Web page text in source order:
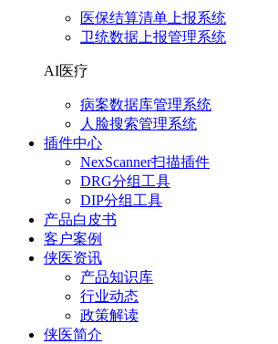
医保结算清单上报系统
卫统数据上报管理系统
AI医疗
病案数据库管理系统
人脸搜索管理系统
插件中心
NexScanner扫描插件
DRG分组工具
DIP分组工具
产品白皮书
客户案例
侠医资讯
产品知识库
行业动态
政策解读
侠医简介